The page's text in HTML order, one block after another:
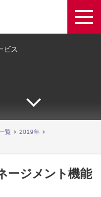
ビス
覧
2019年
ジメント機能